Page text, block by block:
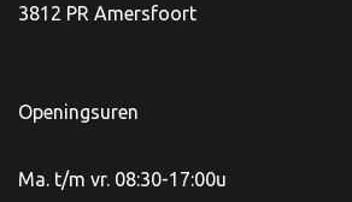
3812 PR Amersfoort
Openingsuren
Ma. t/m vr. 08:30-17:00u